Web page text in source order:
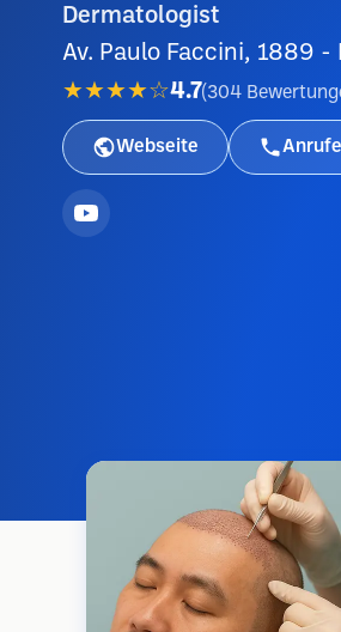
Dermatologist
Av. Paulo Faccini, 1889 -
★★★★☆4.7(304
Webseite